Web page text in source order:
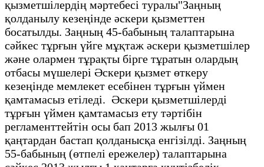
қызметшілердің мәртебесі туралы"Заңның
қолданылу кезеңінде әскери қызметтен
босатылды. Заңның 45-бабының талаптарына
сәйкес тұрғын үйге мұқтаж әскери қызметшілер
және олармен тұрақты бірге тұратын олардың
отбасы мүшелері Әскери қызмет өткеру
кезеңінде мемлекет есебінен тұрғын үймен
қамтамасыз етіледі. Әскери қызметшілерді
тұрғын үймен қамтамасыз ету тәртібін
регламенттейтін осы бап 2013 жылғы 01
қаңтардан бастап қолданысқа енгізілді. Заңның
55-бабының (өтпелі ережелер) талаптарына